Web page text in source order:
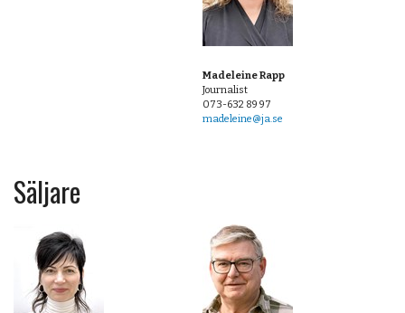
Madeleine Rapp
Journalist
073-632 89 97
madeleine@ja.se
Säljare